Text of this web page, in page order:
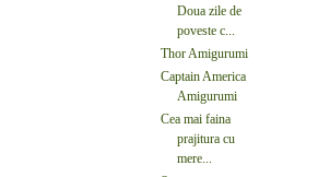
Doua zile de
poveste c...
Thor Amigurumi
Captain America
Amigurumi
Cea mai faina
prajitura cu
mere...